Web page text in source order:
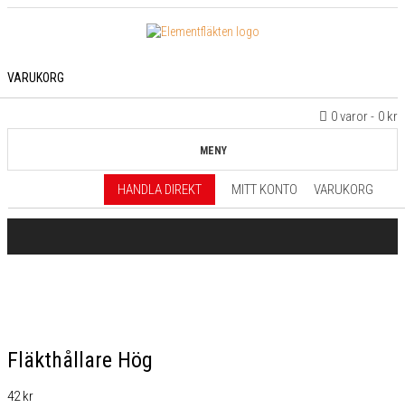
VARUKORG
0 varor 0 kr
MENY
HANDLA DIREKT MITT KONTO VARUKORG
Fläkthållare Hög
42kr